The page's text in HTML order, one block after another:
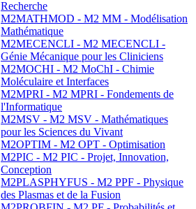
Recherche
M2MATHMOD - M2 MM - Modélisation
Mathématique
M2MECENCLI - M2 MECENCLI -
Génie Mécanique pour les Cliniciens
M2MOCHI - M2 MoChI - Chimie
Moléculaire et Interfaces
M2MPRI - M2 MPRI - Fondements de
l'Informatique
M2MSV - M2 MSV - Mathématiques
pour les Sciences du Vivant
M2OPTIM - M2 OPT - Optimisation
M2PIC - M2 PIC - Projet, Innovation,
Conception
M2PLASPHYFUS - M2 PPF - Physique
des Plasmas et de la Fusion